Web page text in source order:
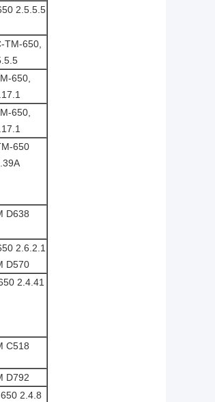
2.5.5.5
TM-650,
650,
650,
650
D638
2.6.2.1
D570
2.4.41
C518
D792
2.4.8